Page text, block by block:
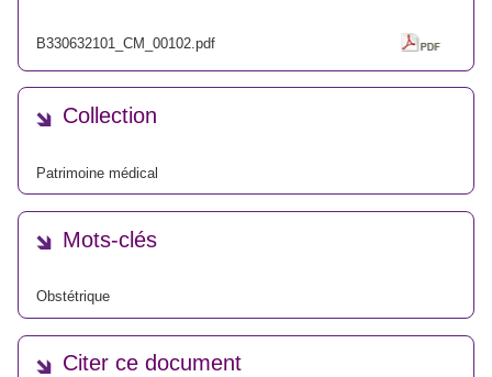
B330632101_CM_00102.pdf
Collection
Patrimoine médical
Mots-clés
Obstétrique
Citer ce document